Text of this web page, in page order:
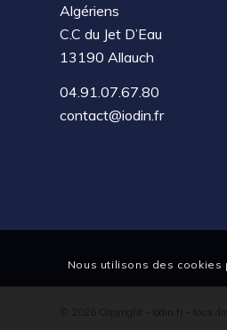
Algériens
C.C du Jet D’Eau
13190 Allauch
04.91.07.67.80
contact@iodin.fr
Nous utilisons des